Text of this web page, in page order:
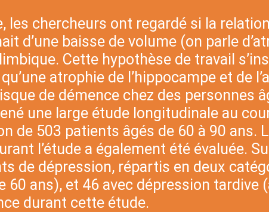
les chercheurs ont regardé si la
d’une baisse de volume (on parle
Cette hypothèse de travail
atrophie de l’hippocampe et de
de démence chez des personnes
une large étude longitudinale au
de 503 patients âgés de 60 à 90 ans.
l’étude a également été évaluée.
de dépression, répartis en deux
60 ans), et 46 avec dépression
durant cette étude.